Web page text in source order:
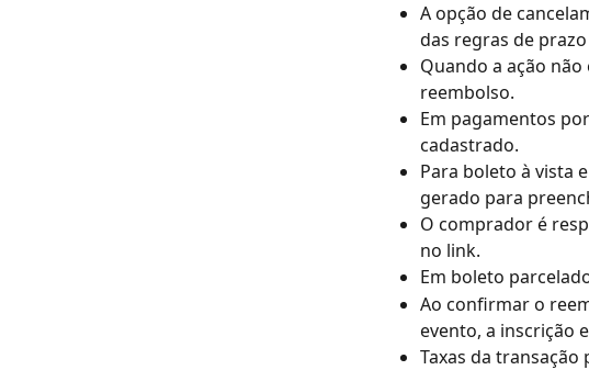
A opção de
das regras de prazo
Quando a ação
reembolso.
Em pagamentos
cadastrado.
Para boleto à vista
gerado para
O comprador é
no link.
Em boleto
Ao confirmar o
evento, a inscrição
Taxas da